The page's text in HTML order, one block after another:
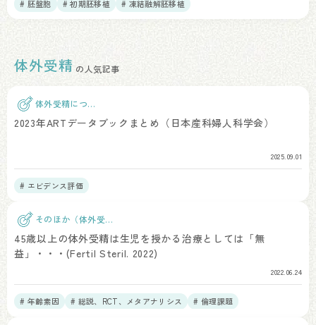
# 胚盤胞 # 初期胚移植 # 凍結融解胚移植
体外受精 の人気記事
体外受精につい
2023年ARTデータブックまとめ（日本産科婦人科学会）
2025.09.01
# エビデンス評価
そのほか（体外受
45歳以上の体外受精は生児を授かる治療としては「無
益」・・・(Fertil Steril. 2022)
2022.06.24
# 年齢素因 # 総説、RCT、メタアナリシス # 倫理課題